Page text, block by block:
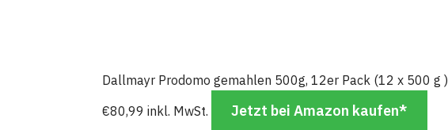
Dallmayr Prodomo gemahlen 500g, 12er Pack (12 x 500 g )
€80,99 inkl. MwSt. Jetzt bei Amazon kaufen*